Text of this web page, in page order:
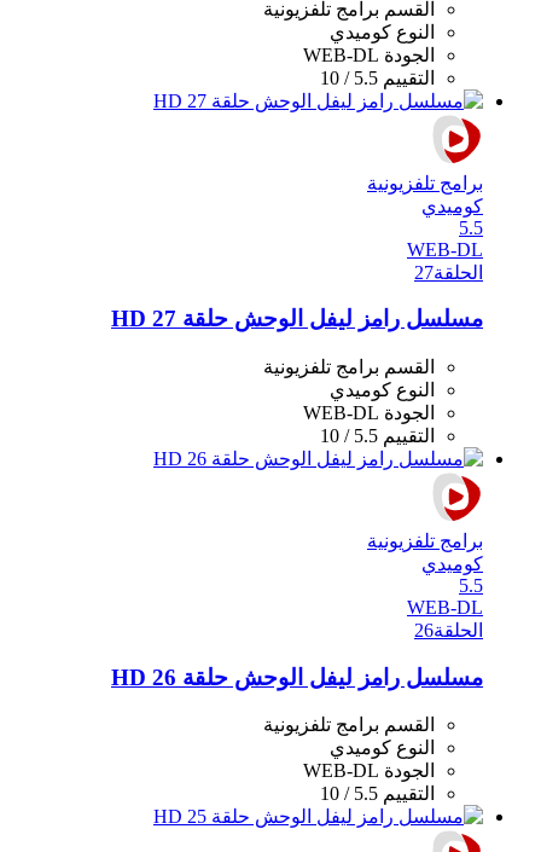
القسم برامج تلفزيونية
النوع كوميدي
الجودة WEB-DL
التقييم 5.5 / 10
برامج تلفزيونية
كوميدي
5.5
WEB-DL
الحلقة27
مسلسل رامز ليفل الوحش حلقة 27 HD
القسم برامج تلفزيونية
النوع كوميدي
الجودة WEB-DL
التقييم 5.5 / 10
برامج تلفزيونية
كوميدي
5.5
WEB-DL
الحلقة26
مسلسل رامز ليفل الوحش حلقة 26 HD
القسم برامج تلفزيونية
النوع كوميدي
الجودة WEB-DL
التقييم 5.5 / 10